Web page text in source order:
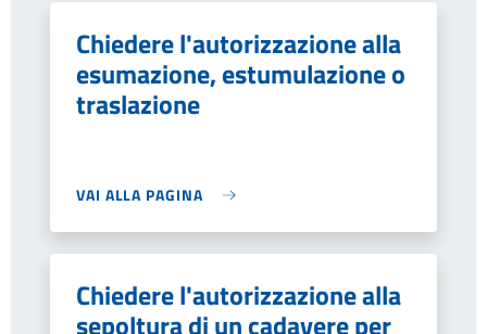
Chiedere l'autorizzazione alla
esumazione, estumulazione o
traslazione
VAI ALLA PAGINA
Chiedere l'autorizzazione alla
sepoltura di un cadavere per